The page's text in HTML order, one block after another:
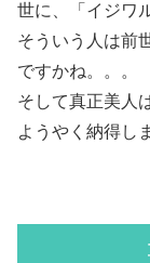
世に、「イジワ
そういう人は前
ですかね。。。
そして真正美人
ようやく納得し